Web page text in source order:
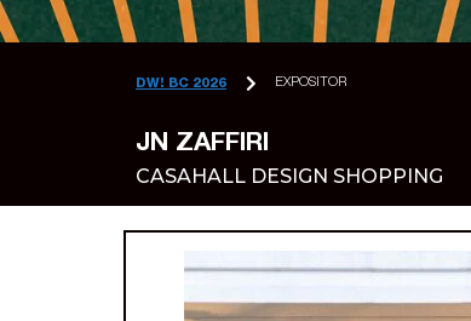
DW! BC 2026 EXPOSITOR
JN ZAFFIRI
CASAHALL DESIGN SHOPPING